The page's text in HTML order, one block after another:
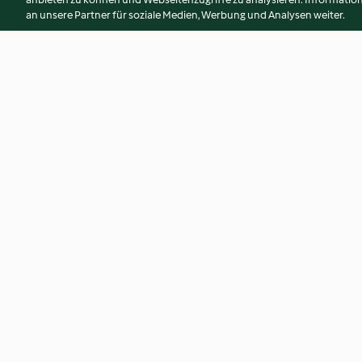
an unsere Partner für soziale Medien, Werbung und Analysen weiter.